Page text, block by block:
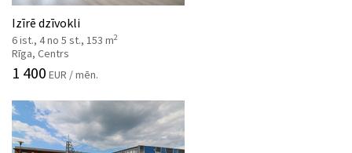
Izīrē dzīvokli
6 ist., 4 no 5 st., 153 m2
Rīga, Centrs
1 400 EUR / mēn.